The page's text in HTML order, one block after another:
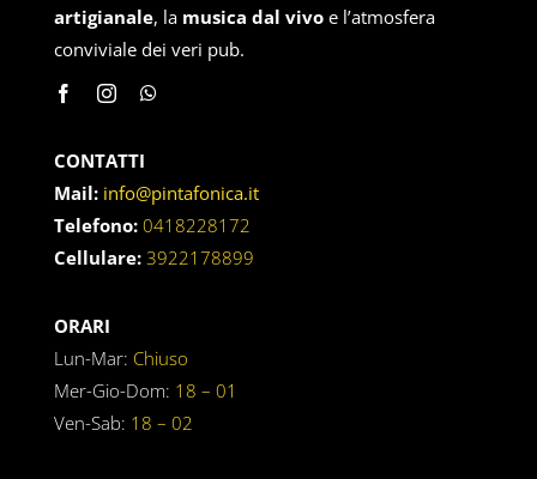
artigianale, la musica dal vivoe l’atmosfera
conviviale dei veri pub.
CONTATTI
Mail: info@pintafonica.it
Telefono: 0418228172
Cellulare: 3922178899
ORARI
Lun-Mar: Chiuso
Mer-Gio-Dom: 18 – 01
Ven-Sab: 18 – 02